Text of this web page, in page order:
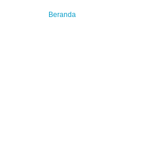
Beranda